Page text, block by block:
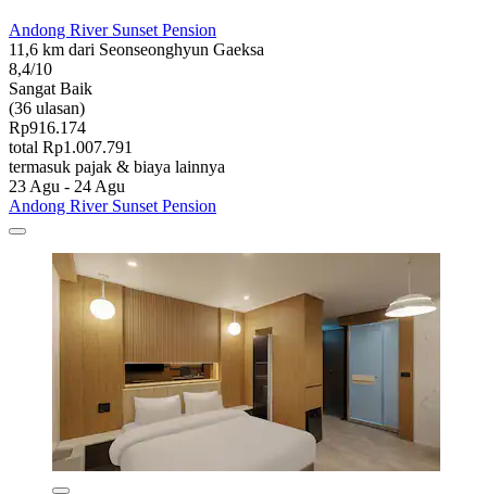
Andong River Sunset Pension
11,6 km dari Seonseonghyun Gaeksa
8,4/10
Sangat Baik
(36 ulasan)
Rp916.174
total Rp1.007.791
termasuk pajak & biaya lainnya
23 Agu - 24 Agu
Andong River Sunset Pension